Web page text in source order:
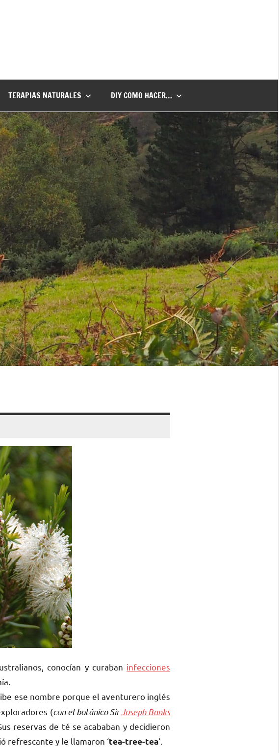
TERAPIAS NATURALES DIY COMO HACER…
conocían y curaban infecciones
ese nombre porque el aventurero inglés
(con el botánico SirJoseph Banks
reservas de té se acababan y decidieron
refrescante y le llamaron ‘tea-tree-tea‘.